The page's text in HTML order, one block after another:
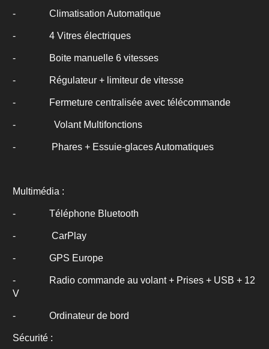
- Climatisation Automatique
- 4 Vitres électriques
- Boite manuelle 6 vitesses
- Régulateur + limiteur de vitesse
- Fermeture centralisée avec télécommande
- Volant Multifonctions
- Phares + Essuie-glaces Automatiques
Multimédia :
- Téléphone Bluetooth
- CarPlay
- GPS Europe
- Radio commande au volant + Prises + USB + 12
V
- Ordinateur de bord
Sécurité :